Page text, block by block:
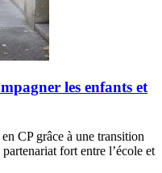
les enfants et
CP grâce à une transition
fort entre l’école et